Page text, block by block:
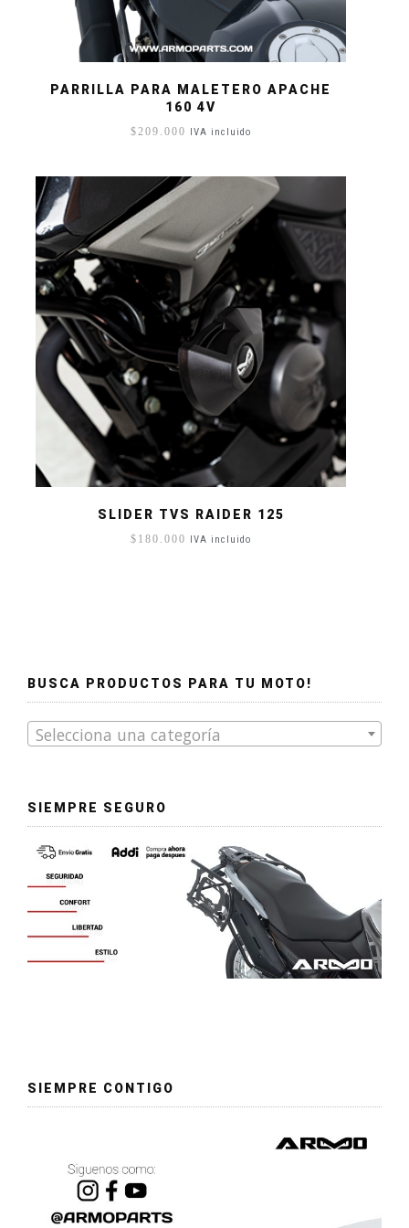
PARRILLA PARA MALETERO APACHE
160 4V
$209.000 IVA incluido
SLIDER TVS RAIDER 125
$ 180.000 IVA incluido
BUSCA PRODUCTOS PARA TU MOTO!
Selecciona una categoría
SIEMPRE SEGURO
SIEMPRE CONTIGO